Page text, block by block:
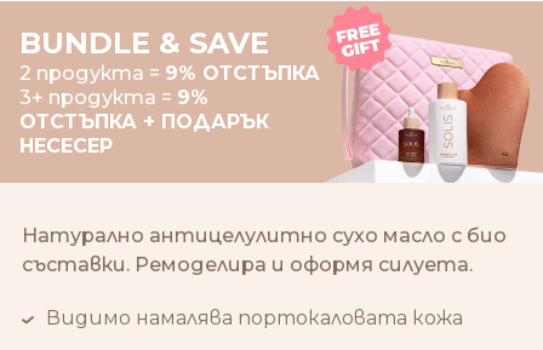
BUNDLE & SAVE
2 продукта = 9% ОТСТЪПКА
3+ продукта = 9%
ОТСТЪПКА + ПОДАРЪК
НЕСЕСЕР
Натурално антицелулитно сухо масло с био
съставки. Ремоделира и оформя силуета.
Видимо намалява портокаловата кожа